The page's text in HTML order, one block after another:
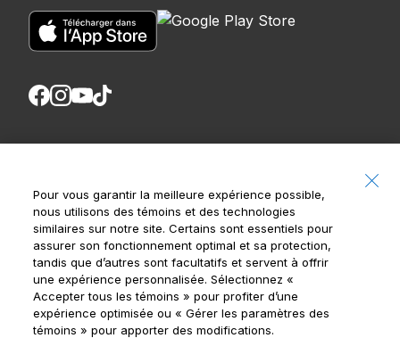
Tâches et
Allocation
Cartes
Virement
d’argent
Comment
ça fonctionne
Aucuns frais
mensuels
Pour vous garantir la meilleure expérience possible,
nous utilisons des témoins et des technologies
similaires sur notre site. Certains sont essentiels pour
assurer son fonctionnement optimal et sa protection,
tandis que d’autres sont facultatifs et servent à offrir
une expérience personnalisée. Sélectionnez «
Accepter tous les témoins » pour profiter d’une
expérience optimisée ou « Gérer les paramètres des
témoins » pour apporter des modifications.